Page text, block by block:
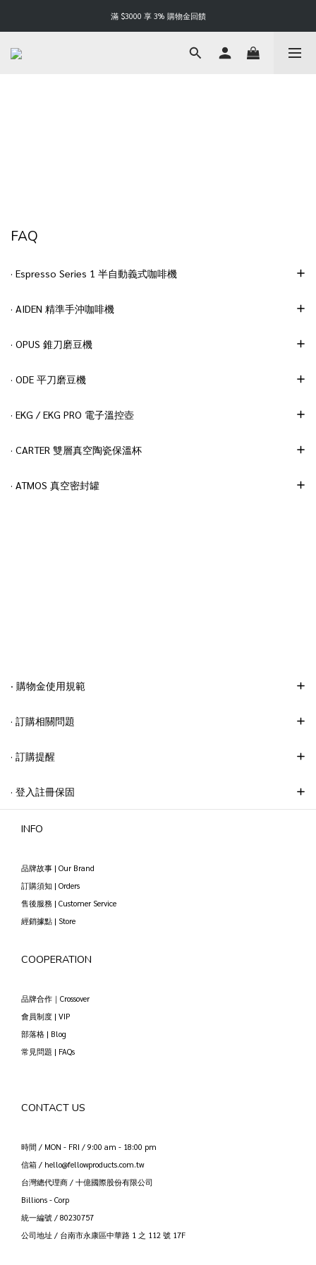
Happy Father's Day | 88 折起
滿 $3000 享 3% 購物金回饋
Happy Father's Day | 88 折起
FAQ
· Espresso Series 1 半自動義式咖啡機
· AIDEN 精準手沖咖啡機
· OPUS 錐刀磨豆機
· ODE 平刀磨豆機
· EKG / EKG PRO 電子溫控壺
· CARTER 雙層真空陶瓷保溫杯
· ATMOS 真空密封罐
‧ 購物金使用規範
· 訂購相關問題
· 訂購提醒
· 登入註冊保固
INFO
品牌故事 | Our Brand
訂購須知 | Orders
售後服務 | Customer Service
經銷據點 | Store
COOPERATION
品牌合作｜Crossover
會員制度 | VIP
部落格 | Blog
常見問題 | FAQs
CONTACT US
時間 / MON - FRI / 9:00 am - 18:00 pm
信箱 / hello@fellowproducts.com.tw
台灣總代理商 / 十億國際股份有限公司
Billions - Corp
統一編號 / 80230757
公司地址 / 台南市永康區中華路 1 之 112 號 17F